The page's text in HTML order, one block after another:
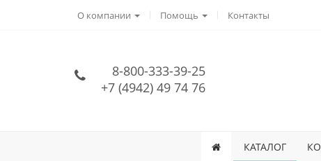
О компании Помощь Контакты
8-800-333-39-25
+7 (4942) 49 74 76
КАТАЛОГ